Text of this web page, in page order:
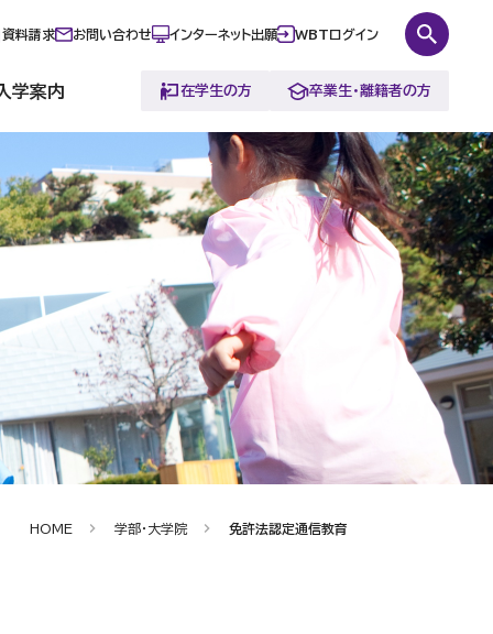
資料請求 お問い合わせ インターネット出願 WBTログイン
学案内 在学生の方 卒業生・離籍者の方
HOME 学部・大学院 免許法認定通信教育